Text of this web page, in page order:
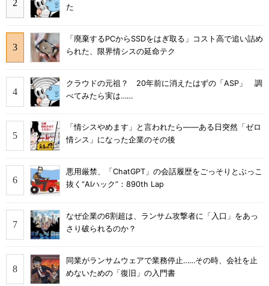
た
「廃棄するPCからSSDをはぎ取る」コスト高で追い詰め
られた、限界情シスの延命テク
クラウドの元祖？ 20年前に消えたはずの「ASP」 調
べてみたら実は……
「情シスやめます」と言われたら――ある日突然「ゼロ
情シス」になった企業のその後
悪用厳禁、「ChatGPT」の会話履歴をごっそりとぶっこ
抜く“AIハック”：890th Lap
なぜ企業の6割超は、ランサム攻撃者に「入口」をあっ
さり破られるのか？
同業がランサムウェアで業務停止……その時、会社を止
めないための「復旧」の入門書